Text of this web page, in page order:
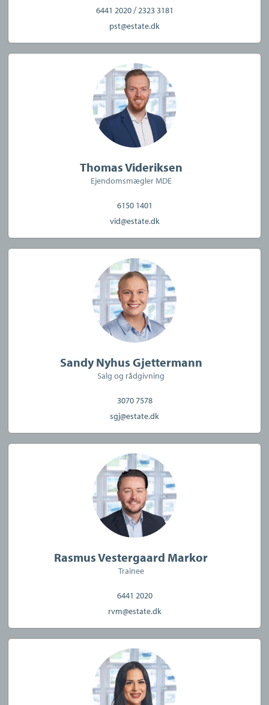
6441 2020/2323 3181
pst@estate.dk
Thomas Videriksen
Ejendomsmægler MDE
6150 1401
vid@estate.dk
Sandy Nyhus Gjettermann
Salg og rådgivning
3070 7578
sgj@estate.dk
Rasmus Vestergaard Markor
Trainee
6441 2020
rvm@estate.dk